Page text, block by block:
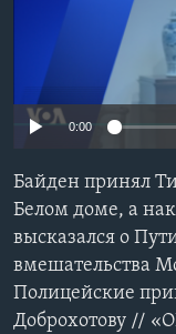
Learning English
СОЦИАЛЬНЫЕ СЕТИ
Языки
No
0:00
Байден принял
Белом доме, а
высказался о
вмешательства
Полицейские
Доброхотову //